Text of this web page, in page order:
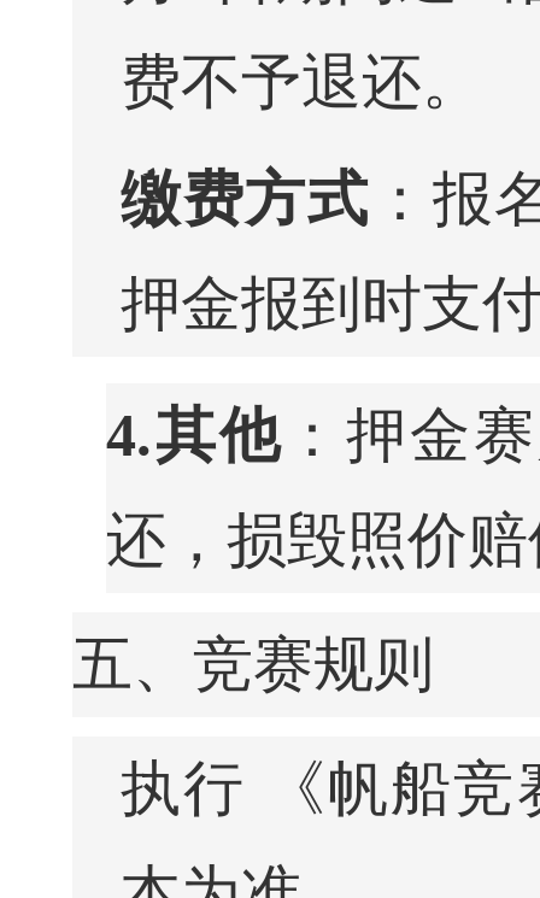
费不予退还。
缴费方式 ：报
押金报到时支
4.其他 ：押金
还，损毁照价
五、竞赛规则
执行 《帆船竞